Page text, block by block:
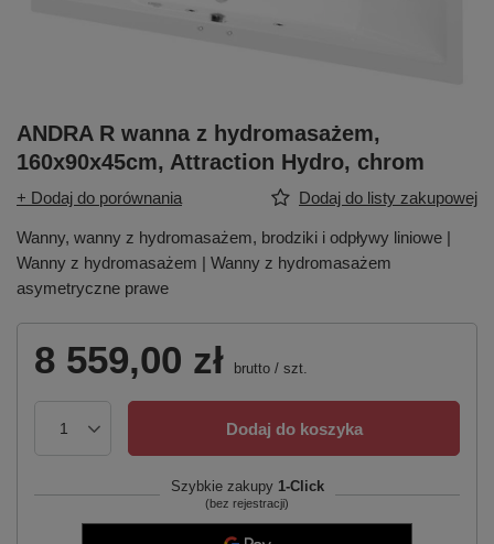
ANDRA R wanna z hydromasażem,
160x90x45cm, Attraction Hydro, chrom
+ Dodaj do porównania Dodaj do listy zakupowej
Wanny, wanny z hydromasażem, brodziki i odpływy liniowe |
Wanny z hydromasażem | Wanny z hydromasażem
asymetryczne prawe
8 559,00 zł brutto / szt.
Dodaj do koszyka
Szybkie zakupy 1-Click
(bez rejestracji)